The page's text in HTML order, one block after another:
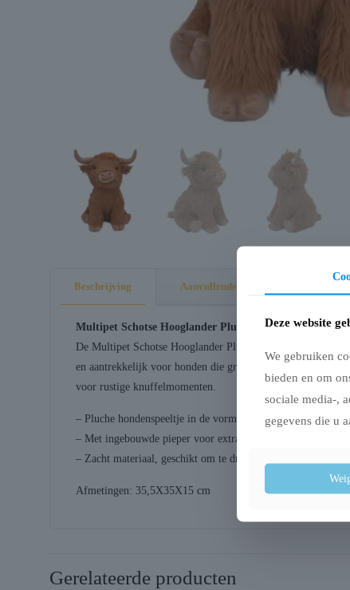
Beschrijving Aanvullende informatie
Multipet Schotse Hooglander Pluche 35,5X35X15 cm
De Multipet Schotse Hooglander Pluche is een zachte
en aantrekkelijk voor honden die graag dragen, schudden
voor rustige knuffelmomenten.
– Pluche hondenspeeltje in de vorm van een Schotse
– Met ingebouwde pieper voor extra speelprikkels
– Zacht materiaal, geschikt om te dragen, schudden of
Afmetingen: 35,5X35X15 cm
Gerelateerde producten
Deze website
We gebruiken
bieden en om
sociale media-,
gegevens die u